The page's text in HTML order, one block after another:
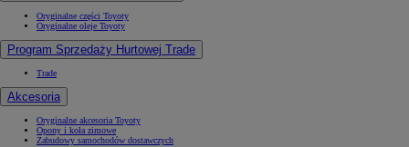
Oryginalne części Toyoty
Oryginalne oleje Toyoty
Program Sprzedaży Hurtowej Trade
Trade
Akcesoria
Oryginalne akcesoria Toyoty
Opony i koła zimowe
Zabudowy samochodów dostawczych